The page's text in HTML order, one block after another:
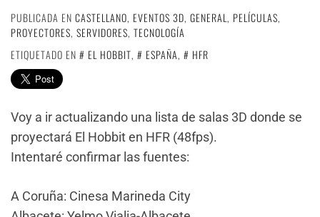
PUBLICADA EN CASTELLANO, EVENTOS 3D, GENERAL, PELÍCULAS,
PROYECTORES, SERVIDORES, TECNOLOGÍA
ETIQUETADO EN
EL HOBBIT, ESPAÑA, HFR
Voy a ir actualizando una lista de salas 3D donde se
proyectará El Hobbit en HFR (48fps).
Intentaré confirmar las fuentes:
A Coruña: Cinesa Marineda City